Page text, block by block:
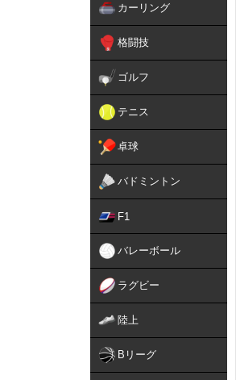
カーリング
格闘技
ゴルフ
テニス
卓球
バドミントン
F1
バレーボール
ラグビー
陸上
Bリーグ